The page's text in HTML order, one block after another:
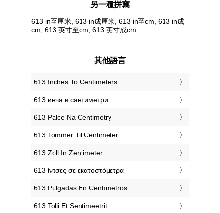
另一種拼寫
613 in至厘米, 613 in成厘米, 613 in至cm, 613 in成
cm, 613 英寸至cm, 613 英寸成cm
其他語言
‎613 Inches To Centimeters
‎613 инча в сантиметри
‎613 Palce Na Centimetry
‎613 Tommer Til Centimeter
‎613 Zoll In Zentimeter
‎613 ίντσες σε εκατοστόμετρα
‎613 Pulgadas En Centímetros
‎613 Tolli Et Sentimeetrit